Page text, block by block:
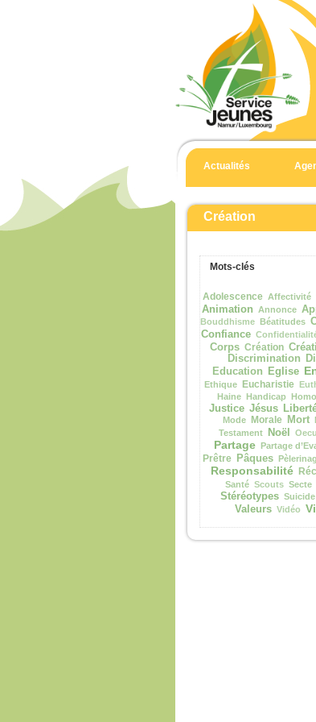
Actualités
Création
Mots-clés
Adolescence Affectivité
Animation Annonce
Bouddhisme Béatitudes
Confiance
Corps Création
Discrimination
Education
Eglise
Ethique Eucharistie
Haine Handicap
Justice Jésus
Mode
Morale Mort
Testament
Noël
Partage Partage
Prêtre Pâques
Responsabilité
Santé Scouts Secte
Stéréotypes Suicide
Valeurs Vidéo